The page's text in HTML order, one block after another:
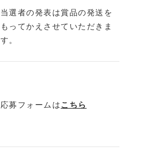
当選者の発表は賞品の発送を
もってかえさせていただきま
す。
応募フォームは こちら